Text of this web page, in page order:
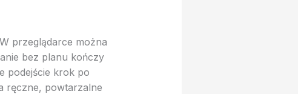
przeglądarce można
bez planu kończy
podejście krok po
ręczne, powtarzalne